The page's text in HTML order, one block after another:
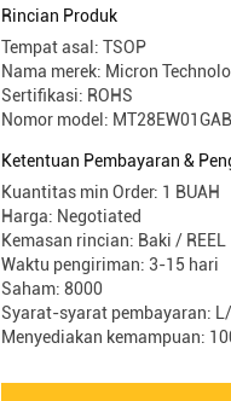
Rincian Produk
Tempat asal: TSOP
Nama merek: Micron
Sertifikasi: ROHS
Nomor model:
Ketentuan Pembayaran &
Kuantitas min Order: 1 BUAH
Harga: Negotiated
Kemasan rincian: Baki / REEL
Waktu pengiriman: 3-15 hari
Saham: 8000
Syarat-syarat pembayaran: L/
Menyediakan kemampuan: